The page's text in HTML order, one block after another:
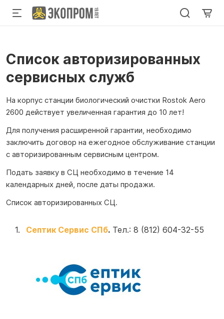
Список авторизированных
сервисных служб
На корпус станции биологический очистки Rostok Aero
2600 действует увеличенная гарантия до 10 лет!
Для получения расширенной гарантии, необходимо
заключить договор на ежегодное обслуживание станции
с авторизированным сервисным центром.
Подать заявку в СЦ необходимо в течение 14
календарных дней, после даты продажи.
Список авторизированных СЦ.
Септик Сервис СПб. Тел.: 8 (812) 604-32-55